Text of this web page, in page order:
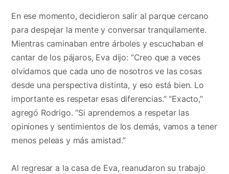
En ese momento, decidieron salir al parque cercano
para despejar la mente y conversar tranquilamente.
Mientras caminaban entre árboles y escuchaban el
cantar de los pájaros, Eva dijo: “Creo que a veces
olvidamos que cada uno de nosotros ve las cosas
desde una perspectiva distinta, y eso está bien. Lo
importante es respetar esas diferencias.” “Exacto,”
agregó Rodrigo. “Si aprendemos a respetar las
opiniones y sentimientos de los demás, vamos a tener
menos peleas y más amistad.”
Al regresar a la casa de Eva, reanudaron su trabajo